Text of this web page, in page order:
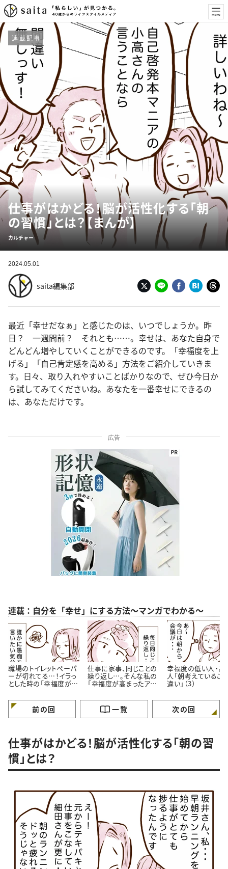
連載記事
仕事がはかどる！脳が活性化する「朝
の習慣」とは？【まんが】
カルチャー
2024.05.01
saita編集部
最近「幸せだなぁ」と感じたのは、いつでしょうか。昨
日？ 一週間前？ それとも……。幸せは、あなた自身で
どんどん増やしていくことができるのです。「幸福度を上
げる」「自己肯定感を高める」方法をご紹介していきま
す。日々、取り入れやすいことばかりなので、ぜひ今日か
ら試してみてくださいね。あなたを一番幸せにできるの
は、あなただけです。
広告
連載：自分を「幸せ」にする方法～マンガでわかる～
職場のトイレットペーパ
ーが切れてる…！イラっ
とした時の「幸福度が高
仕事に家事、同じことの
繰り返し…。そんな私の
「幸福度が高まったアイ
幸福度の低い人・高
人「朝考えているこ
違い」（3）
前の回 一覧 次の回
仕事がはかどる！脳が活性化する「朝の習
慣」とは？